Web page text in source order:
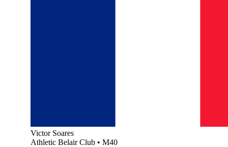
Victor Soares
Athletic Belair Club • M40